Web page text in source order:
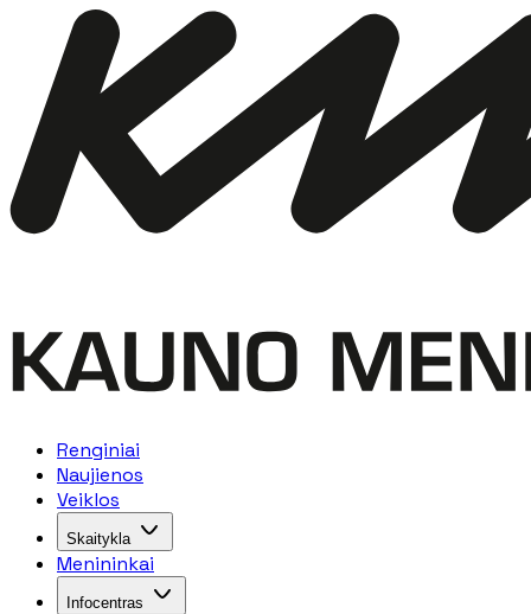
Renginiai
Naujienos
Veiklos
Skaitykla
Menininkai
Infocentras